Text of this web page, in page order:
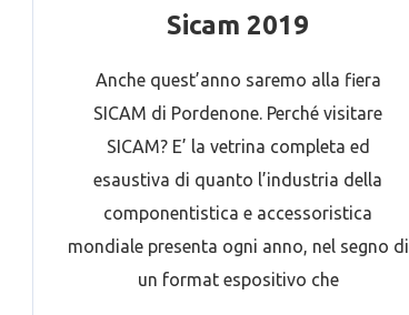
Sicam 2019
Anche quest’anno saremo alla fiera
SICAM di Pordenone. Perché visitare
SICAM? E’ la vetrina completa ed
esaustiva di quanto l’industria della
componentistica e accessoristica
mondiale presenta ogni anno, nel segno di
un format espositivo che